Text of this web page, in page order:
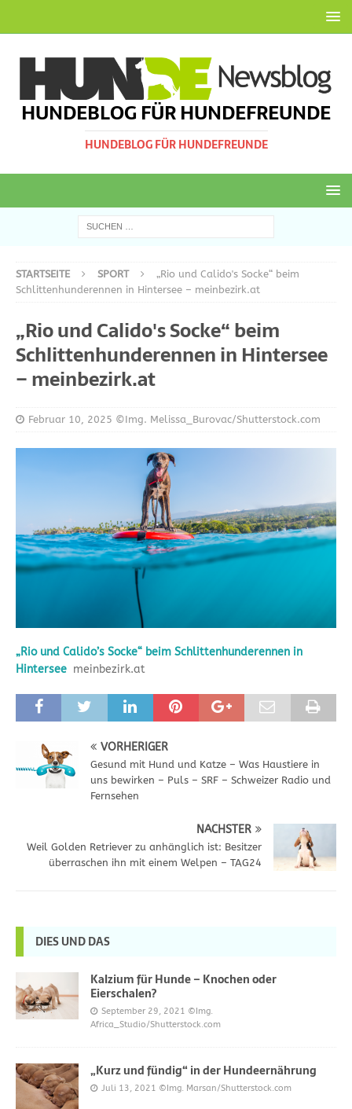
HUNDEBLOG FÜR HUNDEFREUNDE
HUNDEBLOG FÜR HUNDEFREUNDE
STARTSEITE SPORT
„Rio und Calido's Socke“ beim
Schlittenhunderennen in Hintersee – meinbezirk.at
„Rio und Calido's Socke“ beim
Schlittenhunderennen in Hintersee
– meinbezirk.at
Februar 10, 2025 ©Img. Melissa_Burovac/Shutterstock.com
„Rio und Calido’s Socke“ beim Schlittenhunderennen in
Hintersee meinbezirk.at
VORHERIGER
Gesund mit Hund und Katze – Was Haustiere in
uns bewirken – Puls – SRF – Schweizer Radio und
Fernsehen
NÄCHSTER
Weil Golden Retriever zu anhänglich ist: Besitzer
überraschen ihn mit einem Welpen – TAG24
DIES UND DAS
Kalzium für Hunde – Knochen oder
Eierschalen?
September 29, 2021 ©Img.
Africa_Studio/Shutterstock.com
„Kurz und fündig“ in der Hundeernährung
Juli 13, 2021 ©Img. Marsan/Shutterstock.com